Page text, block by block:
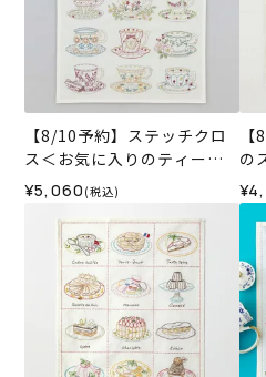
【8/10予約】ステッチクロ
ス＜お気に入りのティーカ
ップ＞
¥5,060 (税込)
の